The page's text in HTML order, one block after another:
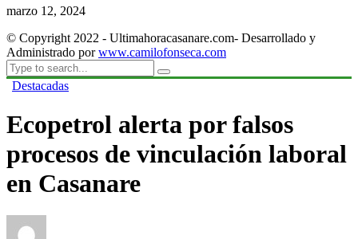
marzo 12, 2024
© Copyright 2022 - Ultimahoracasanare.com- Desarrollado y
Administrado porwww.camilofonseca.com
Destacadas
Ecopetrol alerta por falsos
procesos de vinculación laboral
en Casanare